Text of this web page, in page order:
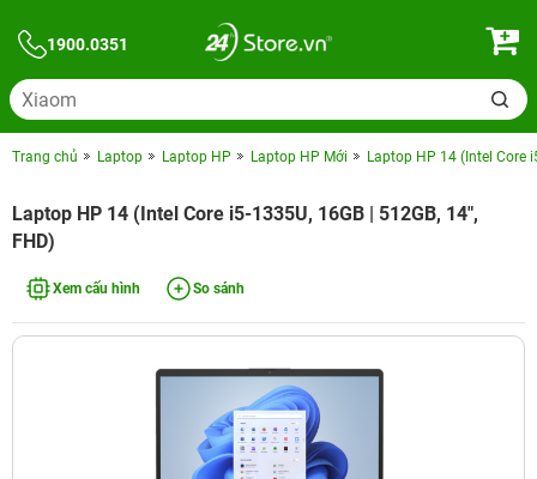
1900.0351
Trang chủ Laptop Laptop HP Laptop HP Mới Laptop HP 14 (Intel Core
Laptop HP 14 (Intel Core i5-1335U, 16GB | 512GB, 14",
FHD)
Xem cấu hình So sánh